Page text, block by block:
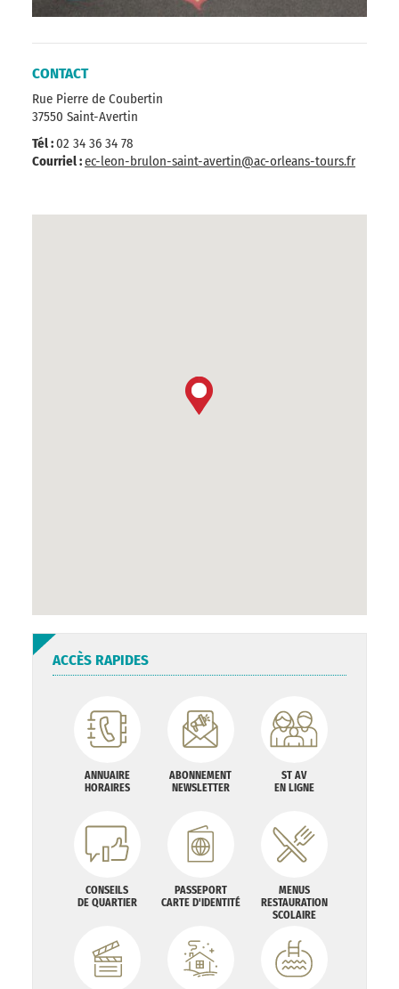
CONTACT
Rue Pierre de Coubertin
37550 Saint-Avertin
Tél :02 34 36 34 78
Courriel :ec-leon-brulon-saint-avertin@ac-orleans-tours.fr
ACCÈS RAPIDES
ANNUAIRE
HORAIRES
ABONNEMENT
NEWSLETTER
ST AV
EN LIGNE
CONSEILS
DE QUARTIER
PASSEPORT
CARTE D'IDENTITÉ
MENUS
RESTAURATION
SCOLAIRE